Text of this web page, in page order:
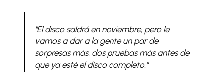
"El disco saldrá en noviembre, pero le
vamos a dar a la gente un par de
sorpresas más, dos pruebas más antes de
que ya esté el disco completo."